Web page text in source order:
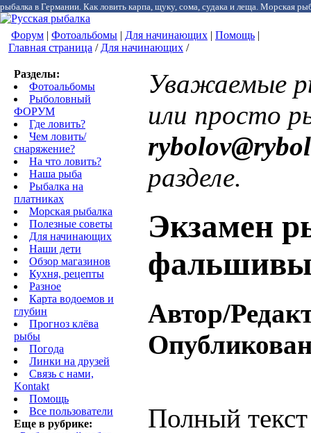
рыбалка в Германии. Как ловить карпа, щуку, сома, судака и леща. Морская
Форум | Фотоальбомы | Для начинающих | Помощь |
Главная страница / Для начинающих /
Разделы:
Фотоальбомы
Рыболовный
ФОРУМ
Где ловить?
Чем ловить/
снаряжение?
На что ловить?
Наша рыба
Рыбалка на
платниках
Морская рыбалка
Полезные советы
Для начинающих
Наши дети
Обзор магазинов
Кухня, рецепты
Разное
Карта водоемов и
глубин
Прогноз клёва
рыбы
Погода
Линки на друзей
Связь с нами,
Kontakt
Помощь
Все пользователи
Еще в рубрике:
Уважаемые
или просто
разделе.
Экзамен
Автор/
Полный текст